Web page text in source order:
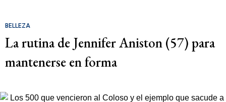
BELLEZA
La rutina de Jennifer Aniston (57) para
mantenerse en forma